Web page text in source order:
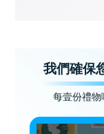
我們確保
每壹份禮物